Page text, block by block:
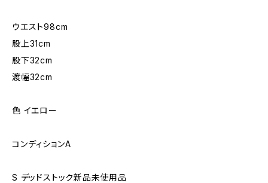
ウエスト98cm
股上31cm
股下32cm
渡幅32cm
色 イエロー
コンディションA
S デッドストック新品未使用品